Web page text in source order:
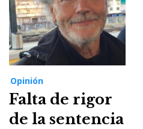
Opinión
Falta de rigor
de la sentencia